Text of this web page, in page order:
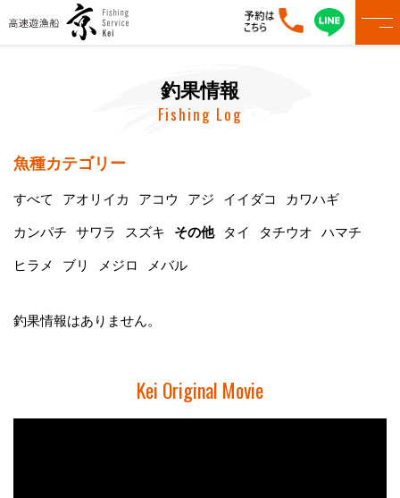
釣果情報
Fishing Log
魚種カテゴリー
すべて アオリイカ アコウ アジ イイダコ カワハギ
カンパチ サワラ スズキ その他 タイ タチウオ ハマチ
ヒラメ ブリ メジロ メバル
釣果情報はありません。
Kei Original Movie